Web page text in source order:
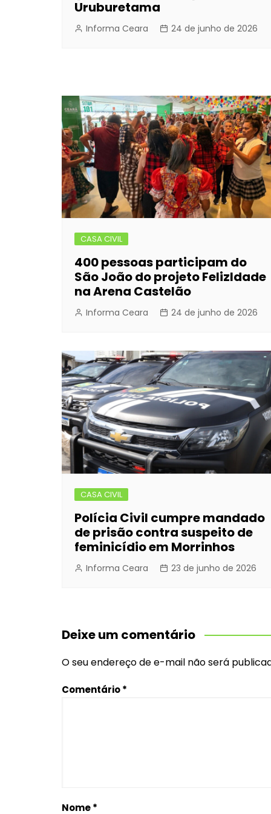
Uruburetama
Informa Ceara 24 de junho de 2026
CASA CIVIL
400 pessoas participam do
São João do projeto FelizIdade
na Arena Castelão
Informa Ceara 24 de junho de 2026
CASA CIVIL
Polícia Civil cumpre mandado
de prisão contra suspeito de
feminicídio em Morrinhos
Informa Ceara 23 de junho de 2026
Deixe um comentário
O seu endereço de e-mail não será
Comentário*
Nome*